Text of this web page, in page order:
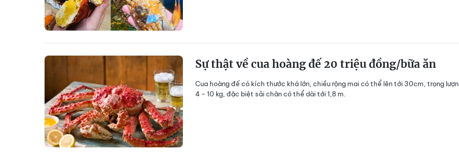
Sự thật về cua hoàng đế 20 triệu đồng/bữa ăn
Cua hoàng đế có kích thước khá lớn, chiều rộng mai có thể lên tới 30cm, trọng
4 - 10 kg, đặc biệt sải chân có thể dài tới 1,8 m.